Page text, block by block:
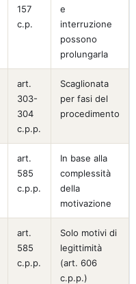
157
c.p.
e
interruzione
possono
prolungarla
art.
303-
304
c.p.p.
Scaglionata
per fasi del
procedimento
art.
585
c.p.p.
In base alla
complessità
della
motivazione
art.
585
c.p.p.
Solo motivi di
legittimità
(art. 606
c.p.p.)